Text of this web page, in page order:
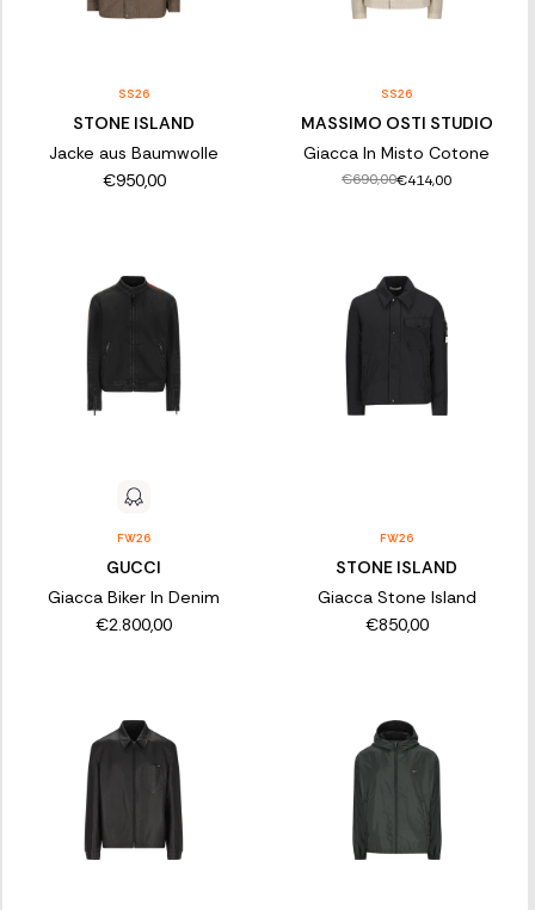
SS26
STONE ISLAND
Jacke aus Baumwolle
€950,00
SS26
MASSIMO OSTI STUDIO
Giacca In Misto Cotone
€690,00€414,00
FW26
GUCCI
Giacca Biker In Denim
€2.800,00
FW26
STONE ISLAND
Giacca Stone Island
€850,00